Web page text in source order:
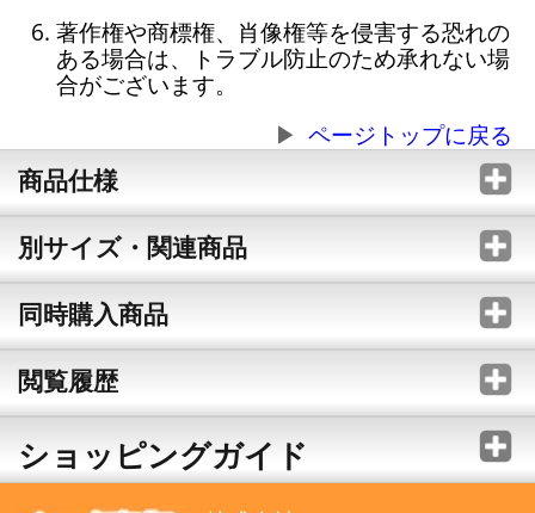
著作権や商標権、肖像権等を侵害する恐れの
ある場合は、トラブル防止のため承れない場
合がございます。
ページトップに戻る
商品仕様
別サイズ・関連商品
同時購入商品
閲覧履歴
ショッピングガイド